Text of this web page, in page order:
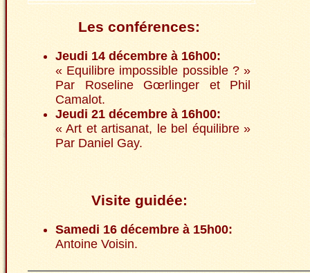
Les conférences:
Jeudi 14 décembre à 16h00:
« Equilibre impossible possible ? »
Par Roseline Gœrlinger et Phil
Camalot.
Jeudi 21 décembre à 16h00:
« Art et artisanat, le bel équilibre »
Par Daniel Gay.
Visite guidée:
Samedi 16 décembre à 15h00:
Antoine Voisin.